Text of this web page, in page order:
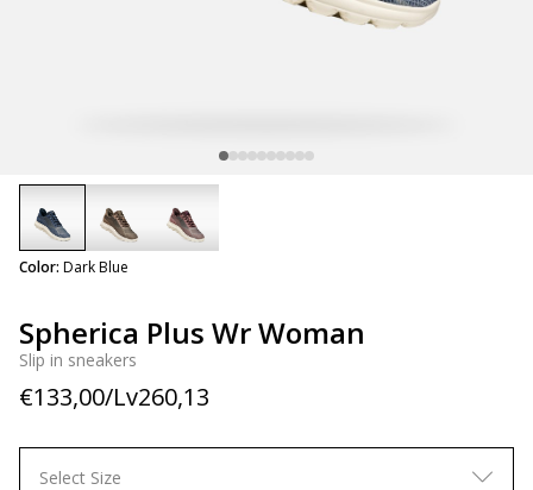
Spherica Plus Wr Woman
Slip in sneakers
€133,00/Lv260,13
Color: Dark Blue
selected
Select Size